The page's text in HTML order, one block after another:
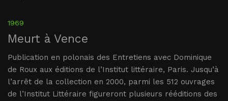
1969
Meurt à Vence
Publication en polonais des Entretiens avec Dominique
de Roux aux éditions de l’Institut littéraire, Paris. Jusqu’à
l’arrêt de la collection en 2000, parmi les 512 ouvrages
de l’Institut Littéraire figureront plusieurs rééditions des